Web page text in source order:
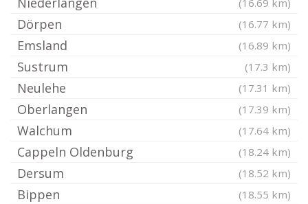
(16.69 km)
Dörpen (16.77 km)
Emsland (16.89 km)
Sustrum (17.3 km)
Neulehe (17.31 km)
Oberlangen (17.39 km)
Walchum (17.64 km)
Cappeln Oldenburg (18.24 km)
Dersum (18.52 km)
Bippen (18.55 km)